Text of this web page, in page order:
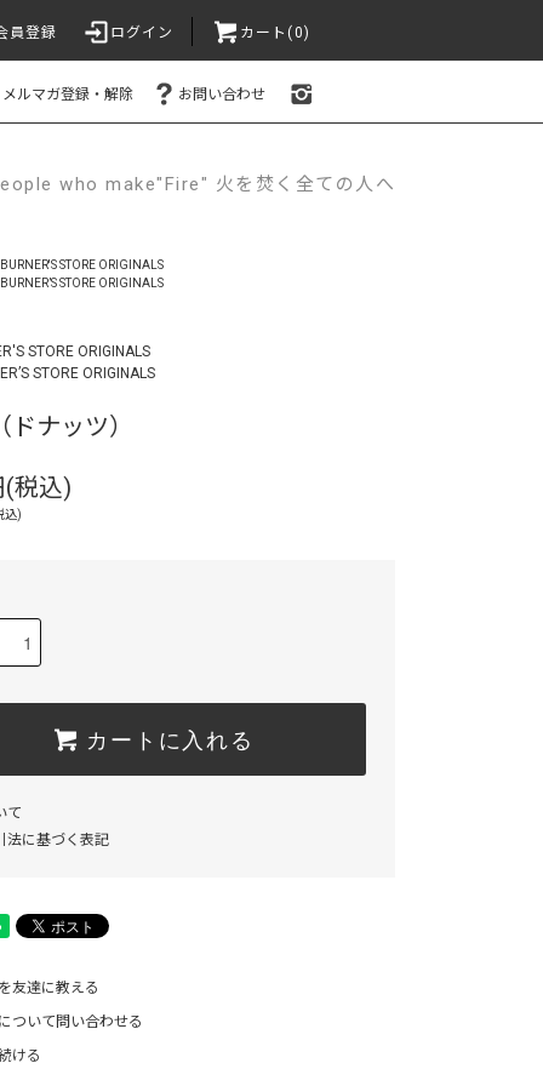
員登録 ログイン カート(0)
メルマガ登録・解除 お問い合わせ
who make"Fire" 火を焚く全ての人へ
STORE ORIGINALS
STORE ORIGINALS
STORE ORIGINALS
STORE ORIGINALS
ドナッツ）
(税込)
込)
カートに入れる
て
法に基づく表記
友達に教える
ついて問い合わせる
ける